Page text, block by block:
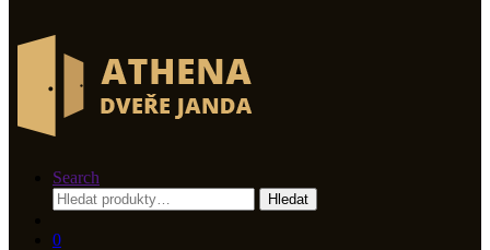
Search
Hledat:
Hledat
0